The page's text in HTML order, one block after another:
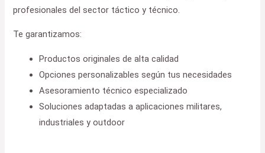
profesionales del sector táctico y técnico.
Te garantizamos:
Productos originales de alta calidad
Opciones personalizables según tus necesidades
Asesoramiento técnico especializado
Soluciones adaptadas a aplicaciones militares,
industriales y outdoor